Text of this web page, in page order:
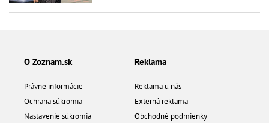
O Zoznam.sk
Právne informácie
Ochrana súkromia
Nastavenie súkromia
Reklama
Reklama u nás
Externá reklama
Obchodné podmienky